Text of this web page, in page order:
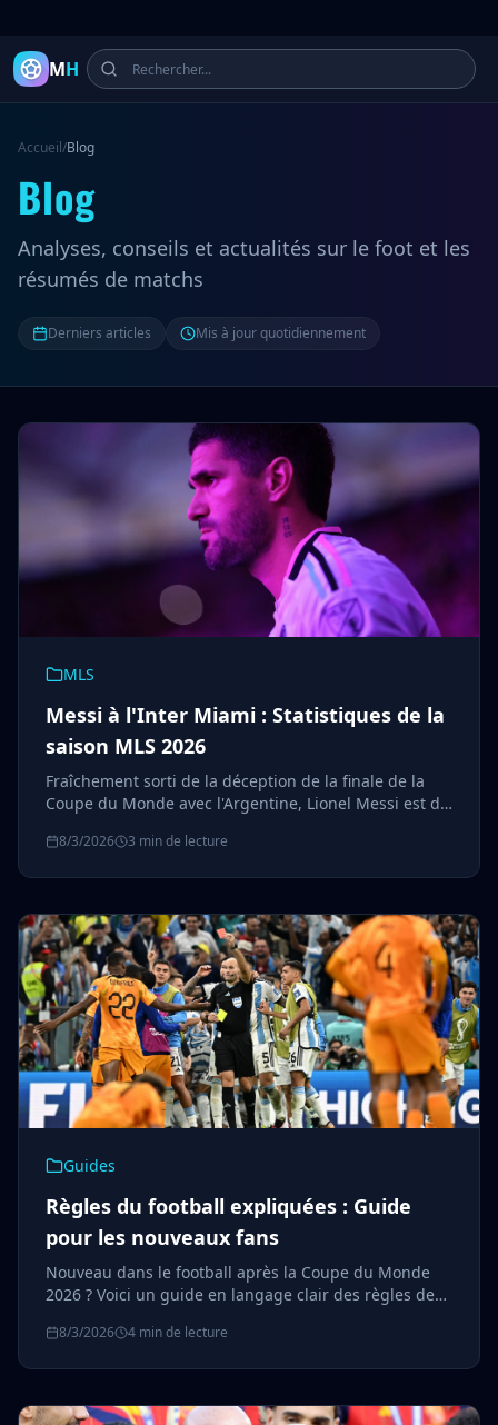
Latest Football Highlights & Goals from Premier League,
MH
Accueil/Blog
Blog
Analyses, conseils et actualités sur le foot et les
résumés de matchs
Derniers articles Mis à jour quotidiennement
MLS
Messi à l'Inter Miami : Statistiques de la
saison MLS 2026
Fraîchement sorti de la déception de la finale de la
Coupe du Monde avec l'Argentine, Lionel Messi est de
de MLS de l'Inter Miami en 2026. Voici son parcours
8/3/2026 3 min de lecture
Guides
Règles du football expliquées : Guide
pour les nouveaux fans
Nouveau dans le football après la Coupe du Monde
2026 ? Voici un guide en langage clair des règles de
ce qui se passe quand un match est nul.
8/3/2026 4 min de lecture